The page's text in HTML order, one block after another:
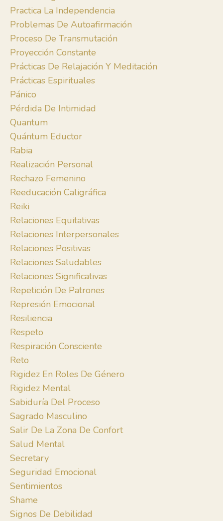
Practica La Independencia
Problemas De Autoafirmación
Proceso De Transmutación
Proyección Constante
Prácticas De Relajación Y Meditación
Prácticas Espirituales
Pánico
Pérdida De Intimidad
Quantum
Quántum Eductor
Rabia
Realización Personal
Rechazo Femenino
Reeducación Caligráfica
Reiki
Relaciones Equitativas
Relaciones Interpersonales
Relaciones Positivas
Relaciones Saludables
Relaciones Significativas
Repetición De Patrones
Represión Emocional
Resiliencia
Respeto
Respiración Consciente
Reto
Rigidez En Roles De Género
Rigidez Mental
Sabiduría Del Proceso
Sagrado Masculino
Salir De La Zona De Confort
Salud Mental
Secretary
Seguridad Emocional
Sentimientos
Shame
Signos De Debilidad